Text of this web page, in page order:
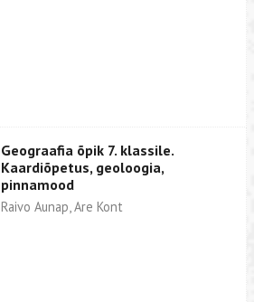
Geograafia õpik 7. klassile.
Kaardiõpetus, geoloogia,
pinnamood
Raivo Aunap, Are Kont